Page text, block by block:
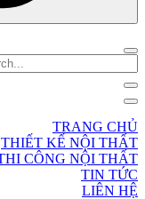
TRANG CHỦ
THIẾT KẾ NỘI THẤT
CÔNG NỘI THẤT
TIN TỨC
LIÊN HỆ